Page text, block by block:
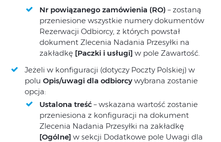
Nr powiązanego zamówienia (RO) – zostaną
przeniesione wszystkie numery dokumentów
Rezerwacji Odbiorcy, z których powstał
dokument Zlecenia Nadania Przesyłki na
zakładkę [Paczki i usługi] w pole Zawartość.
Jeżeli w konfiguracji (dotyczy Poczty Polskiej) w
polu Opis/uwagi dla odbiorcy wybrana zostanie
opcja:
Ustalona treść – wskazana wartość zostanie
przeniesiona z konfiguracji na dokument
Zlecenia Nadania Przesyłki na zakładkę
[Ogólne] w sekcji Dodatkowe pole Uwagi dla